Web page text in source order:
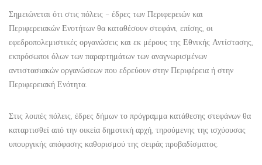
Σημειώνεται ότι στις πόλεις – έδρες των Περιφερειών και
Περιφερειακών Ενοτήτων θα καταθέσουν στεφάνι, επίσης, οι
εφεδροπολεμιστικές οργανώσεις και εκ μέρους της Εθνικής Αντίστασης,
εκπρόσωποι όλων των παραρτημάτων των αναγνωρισμένων
αντιστασιακών οργανώσεων που εδρεύουν στην Περιφέρεια ή στην
Περιφερειακή Ενότητα.
Στις λοιπές πόλεις, έδρες δήμων το πρόγραμμα κατάθεσης στεφάνων θα
καταρτισθεί από την οικεία δημοτική αρχή, τηρούμενης της ισχύουσας
υπουργικής απόφασης καθορισμού της σειράς προβαδίσματος.